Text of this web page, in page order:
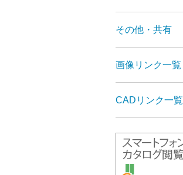
その他・共有
画像リンク一覧
CADリンク一覧